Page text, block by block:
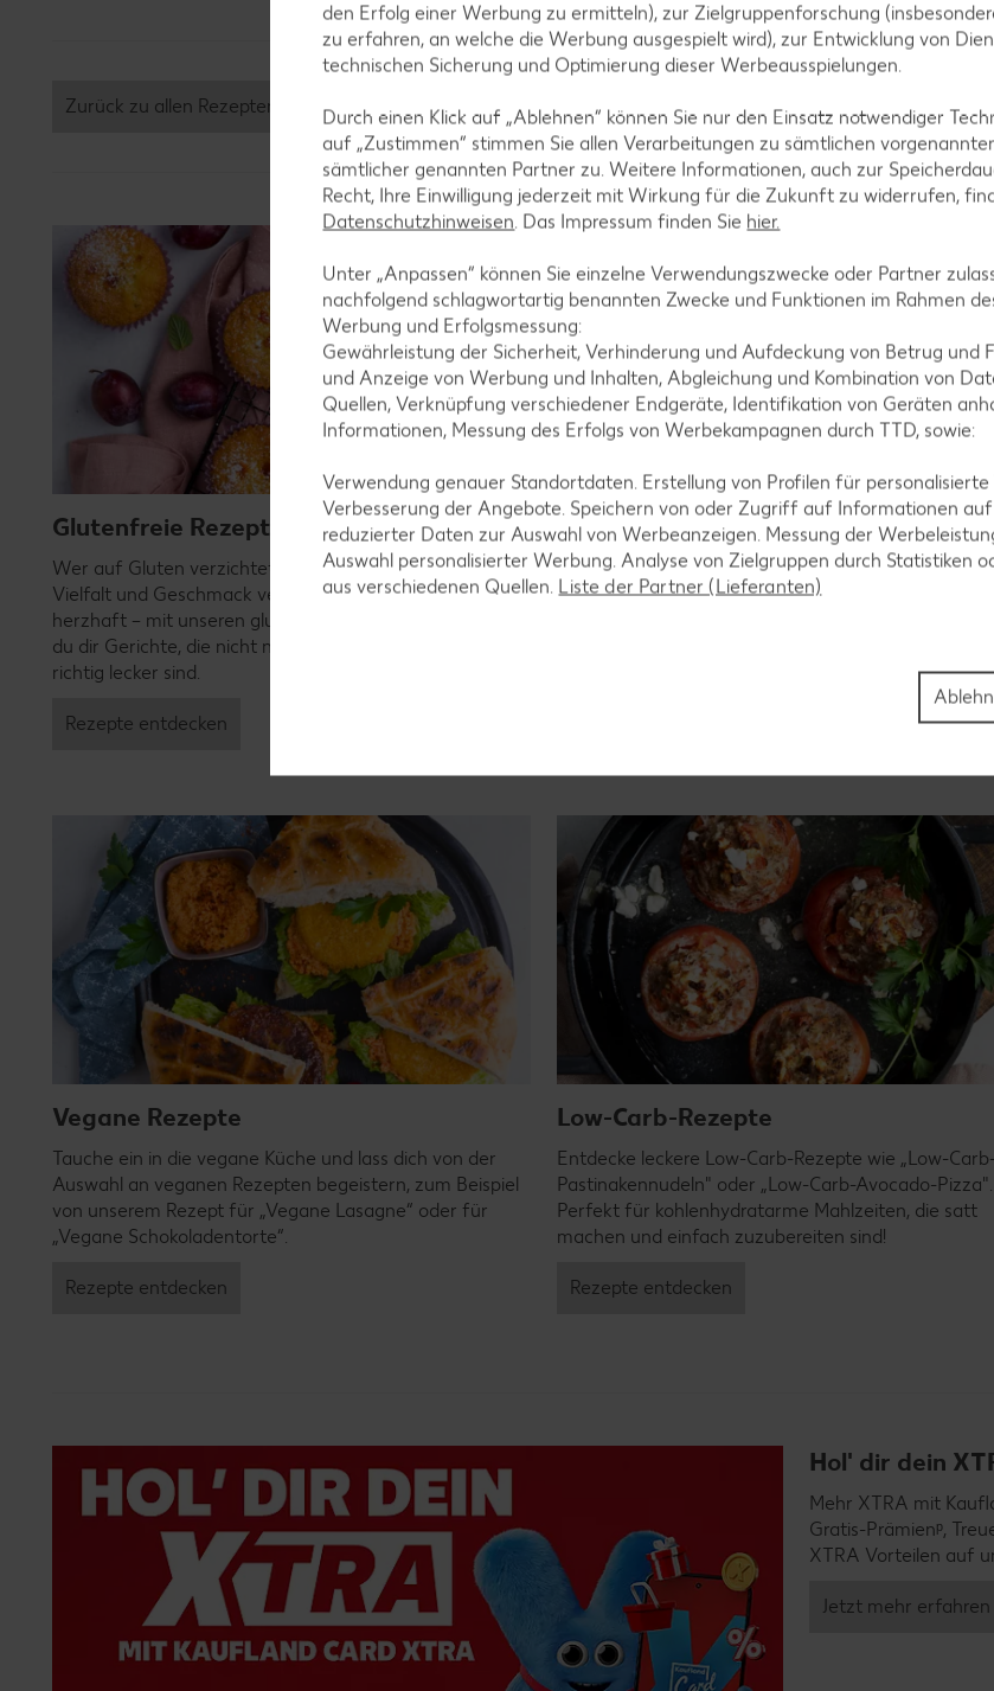
Zurück zu allen Rezepten
Glutenfreie Rezepte
Wer auf Gluten verzichtet, muss nicht automatisch auf
Vielfalt und Geschmack verzichten. Ob süß oder
herzhaft – mit unseren glutenfreien Rezepten zauberst
du dir Gerichte, die nicht nur verträglich, sondern auch
richtig lecker sind.
Rezepte entdecken
Laktosefreie Rezepte
Laktoseintoleranz muss dich kulinarisch nicht
ausbremsen, denn es geht auch ohne. Unsere
Vegane Rezepte
Tauche ein in die vegane Küche und lass dich von der
Auswahl an veganen Rezepten begeistern, zum Beispiel
von unserem Rezept für „Vegane Lasagne“ oder für
„Vegane Schokoladentorte“.
Rezepte entdecken
Low-Carb-Rezepte
Entdecke leckere Low-Carb-Rezepte wie „Low-Carb-
Pastinakennudeln" oder „Low-Carb-Avocado-Pizza".
Perfekt für kohlenhydratarme Mahlzeiten, die satt
machen und einfach zuzubereiten sind!
Rezepte entdecken
Hol' dir dein
Mehr XTRA mit
Gratis-Prämienᵖ,
XTRA Vorteilen auf
Jetzt mehr erfahren
den Erfolg einer Werbung zu ermitteln), zur Zielgruppenforschung
zu erfahren, an welche die Werbung ausgespielt wird), zur Entwicklung von
technischen Sicherung und Optimierung dieser Werbeausspielungen.
Durch einen Klick auf „Ablehnen“ können Sie nur den Einsatz notwendiger
auf „Zustimmen“ stimmen Sie allen Verarbeitungen zu sämtlichen
sämtlicher genannten Partner zu. Weitere Informationen, auch zur
Recht, Ihre Einwilligung jederzeit mit Wirkung für die Zukunft zu widerrufen,
Datenschutzhinweisen. Das Impressum finden Sie hier.
Unter „Anpassen“ können Sie einzelne Verwendungszwecke oder Partner
nachfolgend schlagwortartig benannten Zwecke und Funktionen im Rahmen
Werbung und Erfolgsmessung:
Gewährleistung der Sicherheit, Verhinderung und Aufdeckung von Betrug und
und Anzeige von Werbung und Inhalten, Abgleichung und Kombination von
Quellen, Verknüpfung verschiedener Endgeräte, Identifikation von Geräten
Informationen, Messung des Erfolgs von Werbekampagnen durch TTD, sowie:
Verwendung genauer Standortdaten. Erstellung von Profilen für
Verbesserung der Angebote. Speichern von oder Zugriff auf Informationen
reduzierter Daten zur Auswahl von Werbeanzeigen. Messung der
Auswahl personalisierter Werbung. Analyse von Zielgruppen durch Statistiken
aus verschiedenen Quellen. Liste der Partner (Lieferanten)